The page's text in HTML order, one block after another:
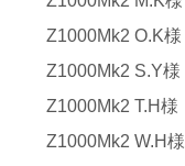
Z1000Mk2 O.K様
Z1000Mk2 S.Y様
Z1000Mk2 T.H様
Z1000Mk2 W.H様